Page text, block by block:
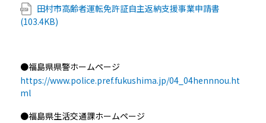
田村市高齢者運転免許証自主返納支援事業申請書
(103.4KB)
●福島県県警ホームページ
https://www.police.pref.fukushima.jp/04_04hennnou.ht
ml
●福島県生活交通課ホームページ